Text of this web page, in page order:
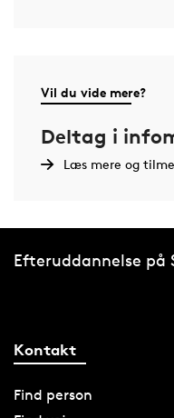
Vil du vide mere?
Deltag i
Læs mere og
Efteruddannelse på
Kontakt
Find person